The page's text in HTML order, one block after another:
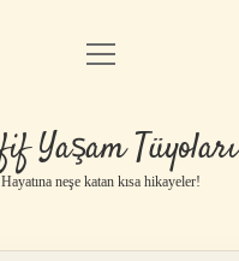
Anasayfa
Yasal Uyarı
menüyü
Yaşam Tüyoları
Hayatına neşe katan kısa hikayeler!